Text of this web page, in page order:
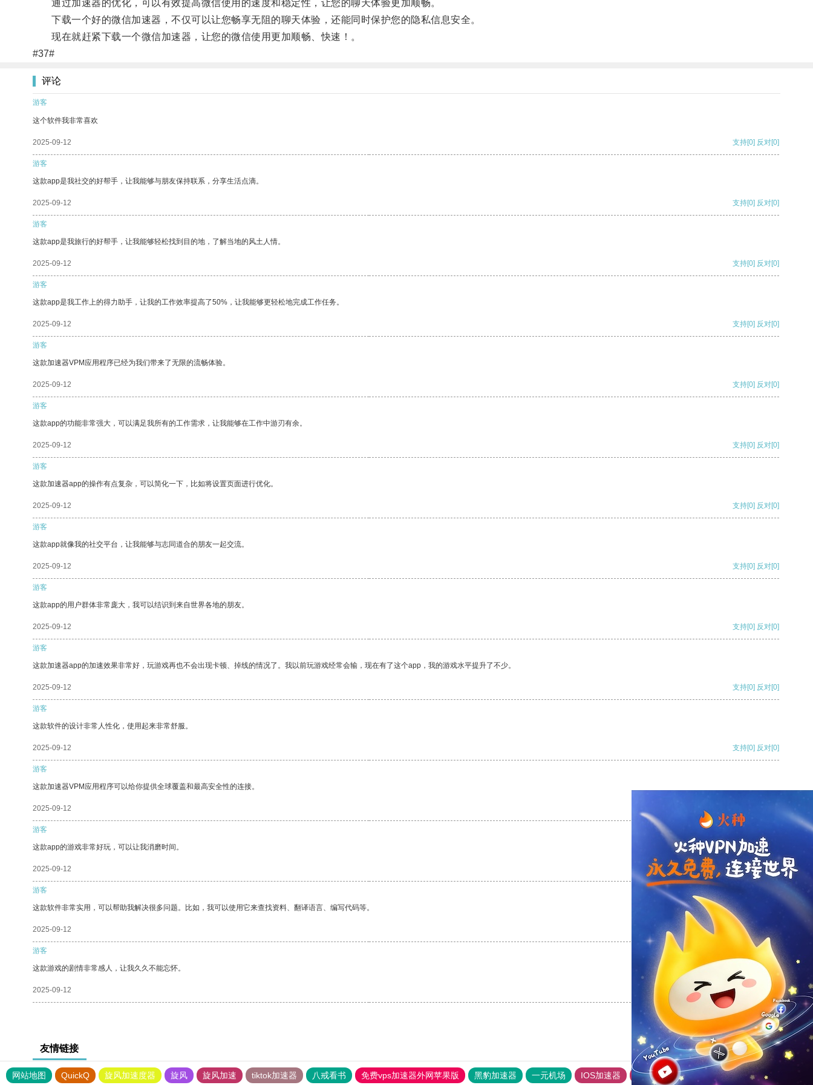
通过加速器的优化，可以有效提高微信使用的速度和稳定性，让您的聊天体验更加顺畅。
下载一个好的微信加速器，不仅可以让您畅享无阻的聊天体验，还能同时保护您的隐私信息安全。
现在就赶紧下载一个微信加速器，让您的微信使用更加顺畅、快速！。
#37#
评论
游客
这个软件我非常喜欢
2025-09-12 支持[0] 反对[0]
游客
这款app是我社交的好帮手，让我能够与朋友保持联系，分享生活点滴。
2025-09-12 支持[0] 反对[0]
游客
这款app是我旅行的好帮手，让我能够轻松找到目的地，了解当地的风土人情。
2025-09-12 支持[0] 反对[0]
游客
这款app是我工作上的得力助手，让我的工作效率提高了50%，让我能够更轻松地完成工作任务。
2025-09-12 支持[0] 反对[0]
游客
这款加速器VPM应用程序已经为我们带来了无限的流畅体验。
2025-09-12 支持[0] 反对[0]
游客
这款app的功能非常强大，可以满足我所有的工作需求，让我能够在工作中游刃有余。
2025-09-12 支持[0] 反对[0]
游客
这款加速器app的操作有点复杂，可以简化一下，比如将设置页面进行优化。
2025-09-12 支持[0] 反对[0]
游客
这款app就像我的社交平台，让我能够与志同道合的朋友一起交流。
2025-09-12 支持[0] 反对[0]
游客
这款app的用户群体非常庞大，我可以结识到来自世界各地的朋友。
2025-09-12 支持[0] 反对[0]
游客
这款加速器app的加速效果非常好，玩游戏再也不会出现卡顿、掉线的情况了。我以前玩游戏经常会输，现在有了这个app，我的游戏水平提升了不少。
2025-09-12 支持[0] 反对[0]
游客
这款软件的设计非常人性化，使用起来非常舒服。
2025-09-12 支持[0] 反对[0]
游客
这款加速器VPM应用程序可以给你提供全球覆盖和最高安全性的连接。
2025-09-12
游客
这款app的游戏非常好玩，可以让我消磨时间。
2025-09-12 支持 [0] 反对[0]
游客
这款软件非常实用，可以帮助我解决很多问题。比如，我可以使用它来查找资料、翻译语言、编写代码等。
2025-09-12 支持[0] 反对
游客
这款游戏的剧情非常感人，让我久久不能忘怀。
2025-09-12 支持[0] 反对[0]
友情链接
网站地图 QuickQ 旋风加速度器 旋风 旋风加速 tiktok加速器 八戒看书 免费vps加速器外网苹果版 黑豹加速器 一元机场 IOS加速器 旋风加速度器